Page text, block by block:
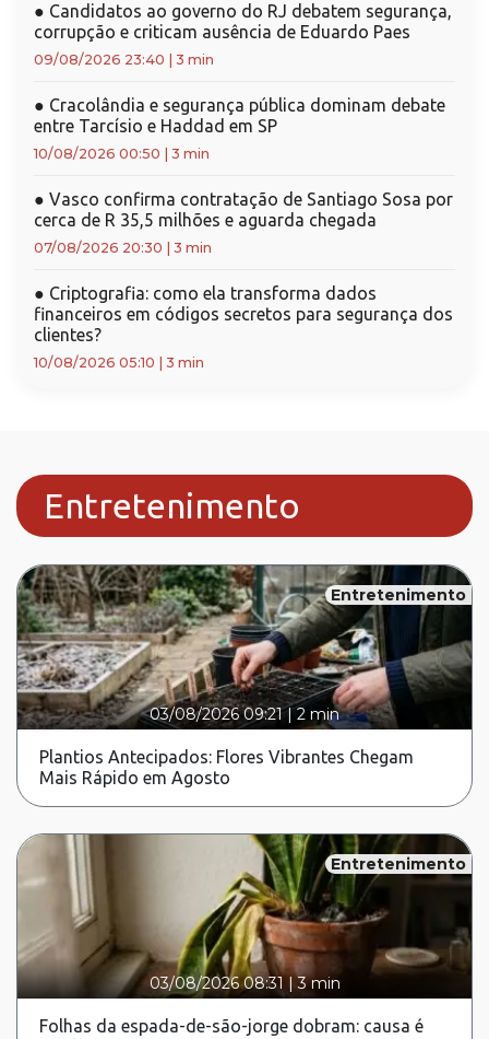
● Candidatos ao governo do RJ debatem segurança,
corrupção e criticam ausência de Eduardo Paes
09/08/2026 23:40 3 min
● Cracolândia e segurança pública dominam debate
entre Tarcísio e Haddad em SP
10/08/2026 00:50 3 min
● Vasco confirma contratação de Santiago Sosa por
cerca de R 35,5 milhões e aguarda chegada
07/08/2026 20:30 3 min
● Criptografia: como ela transforma dados
financeiros em códigos secretos para segurança dos
clientes?
10/08/2026 05:10 3 min
Entretenimento
Entretenimento
03/08/2026 09:21|2 min
Plantios Antecipados: Flores Vibrantes Chegam
Mais Rápido em Agosto
Entretenimento
03/08/2026 08:31 |3 min
Folhas da espada-de-são-jorge dobram: causa é